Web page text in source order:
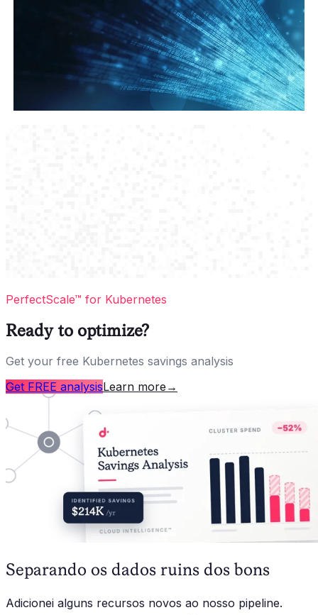
PerfectScale™ for Kubernetes
Ready to optimize?
Get your free Kubernetes savings analysis
Get FREE analysisLearn more →
Separando os dados ruins dos bons
Adicionei alguns recursos novos ao nosso pipeline.